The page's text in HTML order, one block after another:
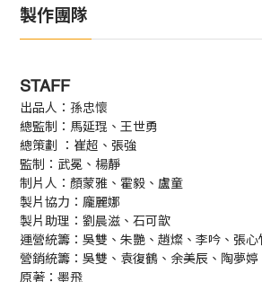
製作團隊
STAFF
出品人：孫忠懷
總監制：馬延琨、王世勇
總策劃 ：崔超、張強
監制：武冕、楊靜
制片人：顏蒙雅、霍毅、盧童
製片協力：龐麗娜
製片助理：劉晨滋、石可歆
運營統籌：吳雙、朱艷、趙燦、李吟、張心
營銷統籌：吳雙、袁復鶴、余美辰、陶夢婷
原著：墨飛